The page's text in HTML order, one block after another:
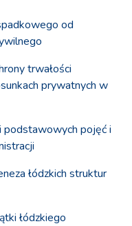
od
trwałości
prywatnych w
podstawowych pojęć i
łódzkich struktur
łódzkiego